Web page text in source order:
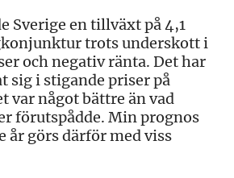
Sverige en tillväxt på 4,1
trots underskott i
och negativ ränta. Det har
sig i stigande priser på
var något bättre än vad
förutspådde. Min prognos
år görs därför med viss